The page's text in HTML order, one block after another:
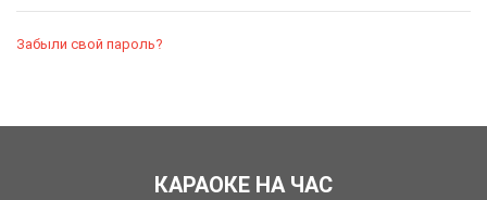
Забыли свой пароль?
КАРАОКЕ НА ЧАС